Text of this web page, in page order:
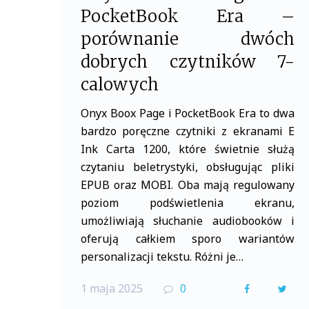
PocketBook Era –
porównanie dwóch
dobrych czytników 7-
calowych
Onyx Boox Page i PocketBook Era to dwa
bardzo poręczne czytniki z ekranami E
Ink Carta 1200, które świetnie służą
czytaniu beletrystyki, obsługując pliki
EPUB oraz MOBI. Oba mają regulowany
poziom podświetlenia ekranu,
umożliwiają słuchanie audiobooków i
oferują całkiem sporo wariantów
personalizacji tekstu. Różni je…
1 maja 2025 0
F